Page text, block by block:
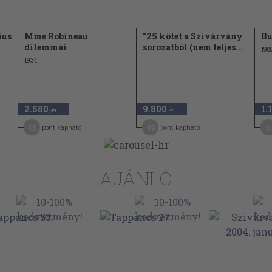
Mme Robineau
dilemmái
1934
2.580 ,-Ft
pont kapható
"25 kötet a Szivárvány
sorozatból (nem teljes...
9.800 ,-Ft
pont kapható
1985
AJÁNLÓ